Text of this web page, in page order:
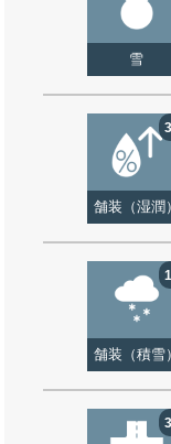
雪
舗装（湿潤）
舗装（積雪）